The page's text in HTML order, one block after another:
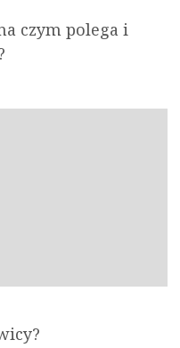
czym polega i